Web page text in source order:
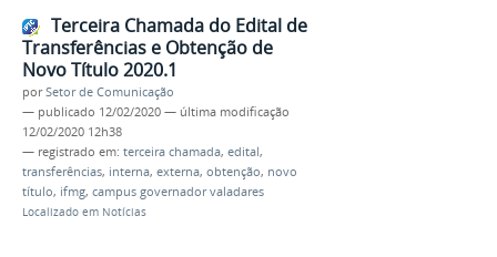
Terceira Chamada do Edital de
Transferências e Obtenção de
Novo Título 2020.1
porSetor de Comunicação
— publicado 12/02/2020 — última modificação
12/02/2020 12h38
— registrado em: terceira chamada, edital,
transferências, interna, externa, obtenção, novo
título, ifmg, campus governador valadares
Localizado em Notícias